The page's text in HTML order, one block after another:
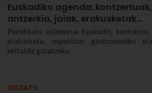
Euskadiko agenda:
antzerkia, jaiak, erakusketak…
Planifikatu asteburua Euskadin, kontzertu,
erakusketa, ospakizun gastronomiko
ekitaldiz gozatzeko.
GOZATU